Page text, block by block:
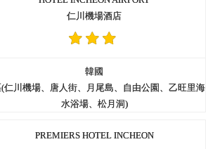
仁川機場酒店
韓國
仁川機場、唐人街、月尾島、自由公園、乙旺里海
水浴場、松月洞)
PREMIERS HOTEL INCHEON